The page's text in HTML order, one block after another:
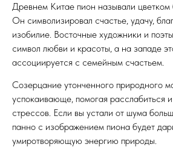
Древнем Китае пион называли цветком
Он символизировал счастье, удачу,
изобилие. Восточные художники и
символ любви и красоты, а на западе
ассоциируется с семейным счастьем.
Созерцание утонченного природного
успокаивающе, помогая расслабиться
стрессов. Если вы устали от шума
панно с изображением пиона будет
умиротворяющую энергию природы.